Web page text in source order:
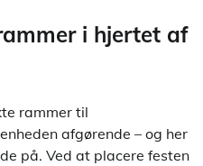
i hjertet af
rammer til
afgørende – og her
på. Ved at placere festen